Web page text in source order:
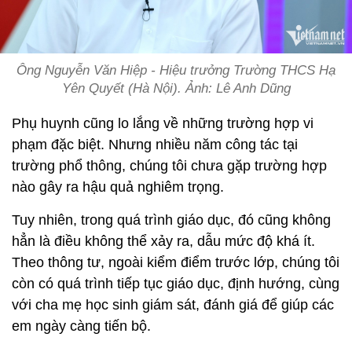
Ông Nguyễn Văn Hiệp - Hiệu trưởng Trường THCS Hạ
Yên Quyết (Hà Nội). Ảnh: Lê Anh Dũng
Phụ huynh cũng lo lắng về những trường hợp vi
phạm đặc biệt. Nhưng nhiều năm công tác tại
trường phổ thông, chúng tôi chưa gặp trường hợp
nào gây ra hậu quả nghiêm trọng.
Tuy nhiên, trong quá trình giáo dục, đó cũng không
hẳn là điều không thể xảy ra, dẫu mức độ khá ít.
Theo thông tư, ngoài kiểm điểm trước lớp, chúng tôi
còn có quá trình tiếp tục giáo dục, định hướng, cùng
với cha mẹ học sinh giám sát, đánh giá để giúp các
em ngày càng tiến bộ.